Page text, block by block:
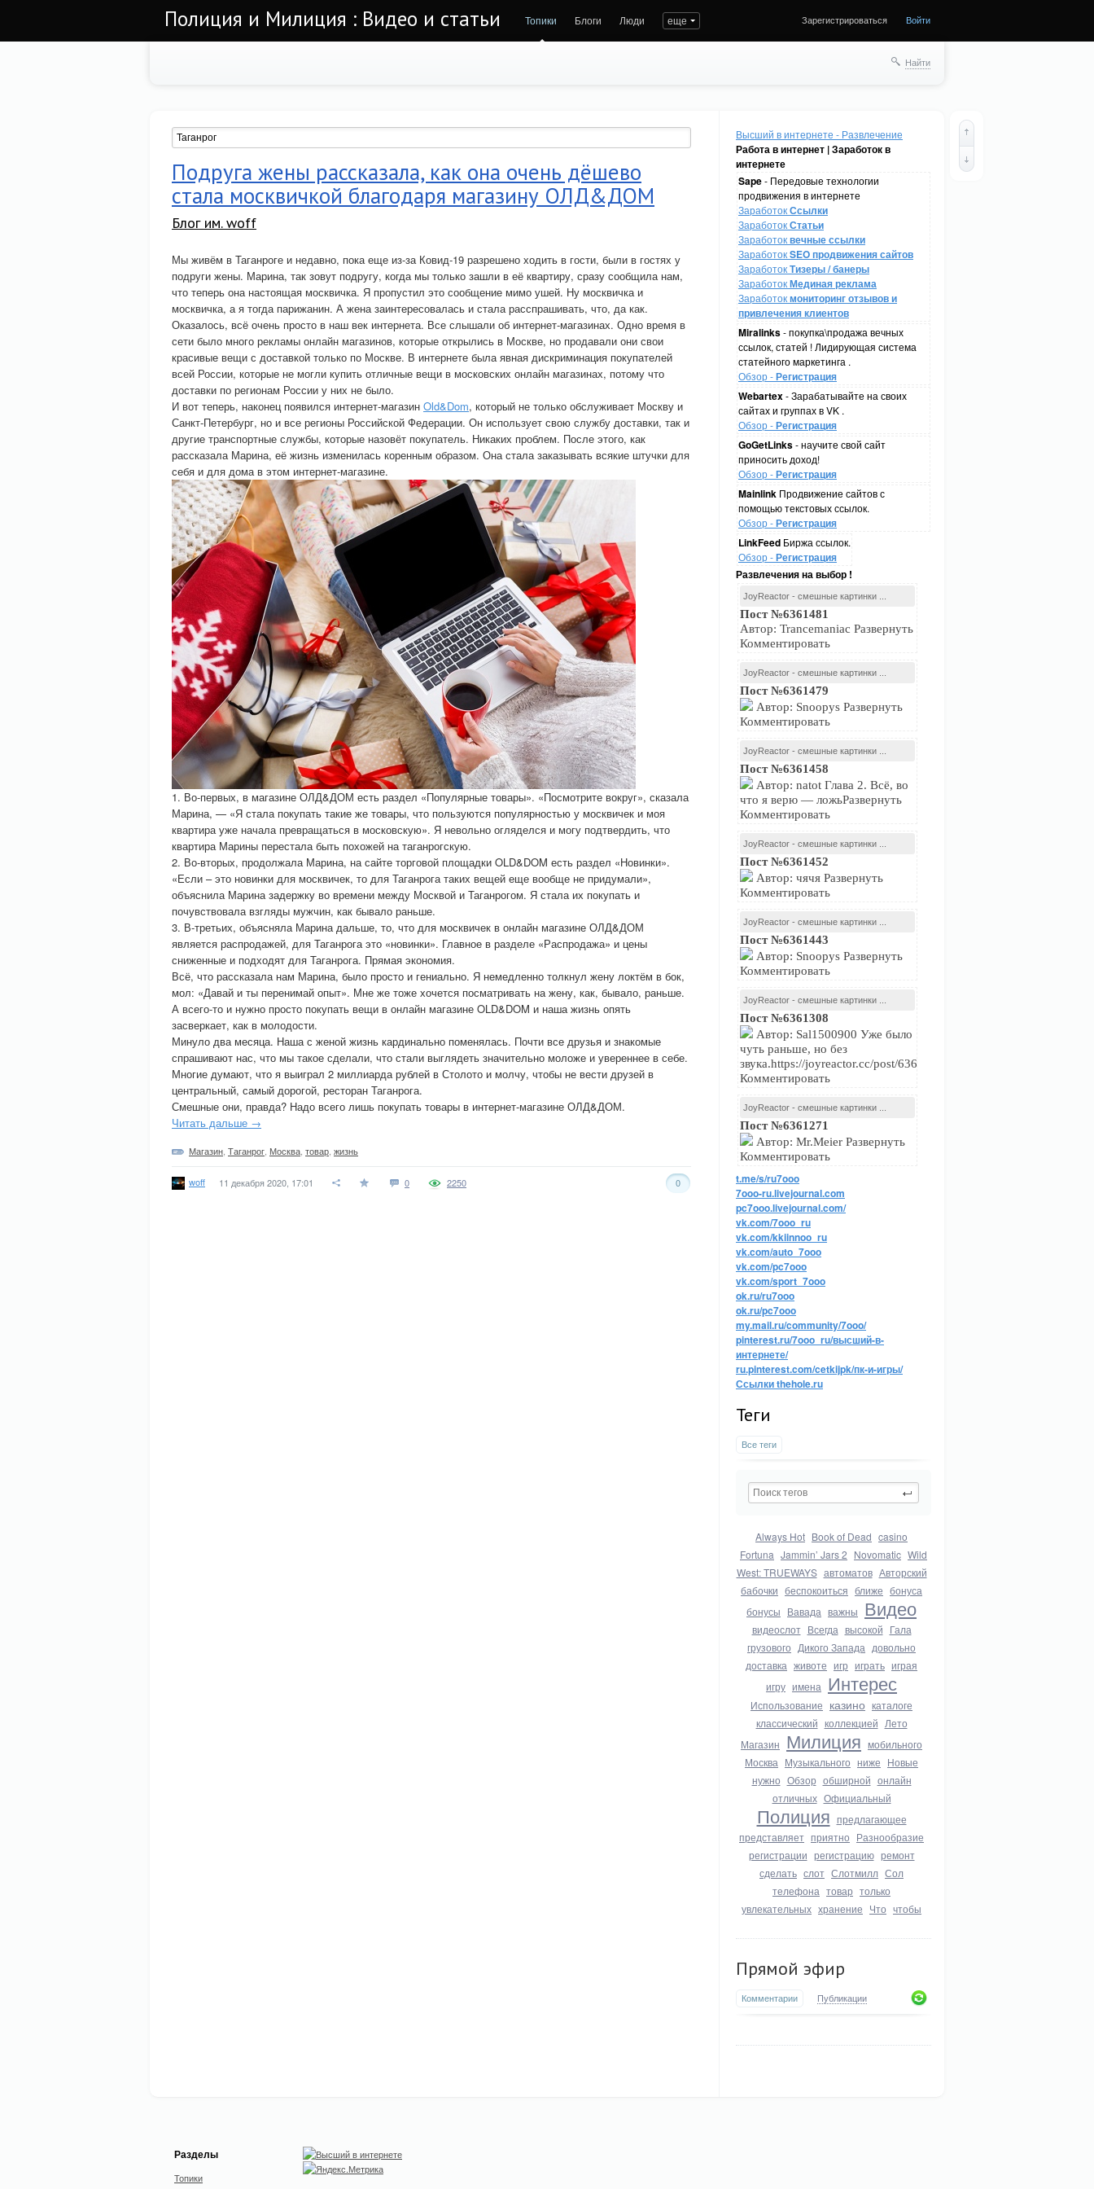
Полиция и Милиция : Видео и статьи Топики Блоги Люди еще Зарегистрироваться Войти
Найти
Высший в интернете - Развлечение
Работа в интернет | Заработок в
интернете
Sape- Передовые технологии
продвижения в интернете
ЗаработокСсылки
ЗаработокСтатьи
Заработоквечные ссылки
ЗаработокSEO продвижения сайтов
ЗаработокТизеры / банеры
ЗаработокМединая реклама
Заработокмониторинг отзывов и
привлечения клиентов
Miralinks- покупка\продажа вечных
ссылок, статей ! Лидирующая система
статейного маркетинга .
Обзор -Регистрация
Webartex- Зарабатывайте на своих
сайтах и группах в VK .
Обзор -Регистрация
GoGetLinks- научите свой сайт
приносить доход!
Обзор -Регистрация
Mainlink Продвижение сайтов с
помощью текстовых ссылок.
Обзор -Регистрация
LinkFeed Биржа ссылок.
Обзор -Регистрация
Развлечения на выбор !
JoyReactor - смешные картинки ...
Пост №6361481
Автор: Trancemaniac Развернуть
Комментировать
JoyReactor - смешные картинки ...
Пост №6361479
Автор: Snoopys Развернуть
Комментировать
JoyReactor - смешные картинки ...
Пост №6361458
Автор: natot Глава 2. Всё, во
что я верю — ложьРазвернуть
Комментировать
JoyReactor - смешные картинки ...
Пост №6361452
Автор: чячя Развернуть
Комментировать
JoyReactor - смешные картинки ...
Пост №6361443
Автор: Snoopys Развернуть
Комментировать
JoyReactor - смешные картинки ...
Пост №6361308
Автор: Sal1500900 Уже было
чуть раньше, но без
звука.https://joyreactor.cc/post/6361233Развернуть
Комментировать
JoyReactor - смешные картинки ...
Пост №6361271
Автор: Mr.Meier Развернуть
Комментировать
t.me/s/ru7ooo
7ooo-ru.livejournal.com
pc7ooo.livejournal.com/
vk.com/7ooo_ru
vk.com/kkiinnoo_ru
vk.com/auto_7ooo
vk.com/pc7ooo
vk.com/sport_7ooo
ok.ru/ru7ooo
ok.ru/pc7ooo
my.mail.ru/community/7ooo/
pinterest.ru/7ooo_ru/высший-в-
интернете/
ru.pinterest.com/cetkijpk/пк-и-игры/
Ссылки thehole.ru
Теги
Все теги
Always Hot Book of Dead casino
Fortuna Jammin’ Jars 2 Novomatic Wild
West: TRUEWAYS автоматов Авторский
бабочки беспокоиться ближе бонуса
бонусы Вавада важны Видео
видеослот Всегда высокой Гала
грузового Дикого Запада довольно
доставка животе игр играть играя
игру имена Интерес
Использование казино каталоге
классический коллекцией Лето
Магазин Милиция мобильного
Москва Музыкального ниже Новые
нужно Обзор обширной онлайн
отличных Официальный
Полиция предлагающее
представляет приятно Разнообразие
регистрации регистрацию ремонт
сделать слот Слотмилл Сол
телефона товар только
увлекательных хранение Что чтобы
Прямой эфир
Комментарии Публикации
Подруга жены рассказала, как она очень дёшево
стала москвичкой благодаря магазину ОЛД&ДОМ
Блог им. woff
Мы живём в Таганроге и недавно, пока еще из-за Ковид-19 разрешено ходить в гости, были в гостях у
подруги жены. Марина, так зовут подругу, когда мы только зашли в её квартиру, сразу сообщила нам,
что теперь она настоящая москвичка. Я пропустил это сообщение мимо ушей. Ну москвичка и
москвичка, а я тогда парижанин. А жена заинтересовалась и стала расспрашивать, что, да как.
Оказалось, всё очень просто в наш век интернета. Все слышали об интернет-магазинах. Одно время в
сети было много рекламы онлайн магазинов, которые открылись в Москве, но продавали они свои
красивые вещи с доставкой только по Москве. В интернете была явная дискриминация покупателей
всей России, которые не могли купить отличные вещи в московских онлайн магазинах, потому что
доставки по регионам России у них не было.
И вот теперь, наконец появился интернет-магазин Old&Dom, который не только обслуживает Москву и
Санкт-Петербург, но и все регионы Российской Федерации. Он использует свою службу доставки, так и
другие транспортные службы, которые назовёт покупатель. Никаких проблем. После этого, как
рассказала Марина, её жизнь изменилась коренным образом. Она стала заказывать всякие штучки для
себя и для дома в этом интернет-магазине.
1. Во-первых, в магазине ОЛД&ДОМ есть раздел «Популярные товары». «Посмотрите вокруг», сказала
Марина, — «Я стала покупать такие же товары, что пользуются популярностью у москвичек и моя
квартира уже начала превращаться в московскую». Я невольно огляделся и могу подтвердить, что
квартира Марины перестала быть похожей на таганрогскую.
2. Во-вторых, продолжала Марина, на сайте торговой площадки OLD&DOM есть раздел «Новинки».
«Если – это новинки для москвичек, то для Таганрога таких вещей еще вообще не придумали»,
объяснила Марина задержку во времени между Москвой и Таганрогом. Я стала их покупать и
почувствовала взгляды мужчин, как бывало раньше.
3. В-третьих, объясняла Марина дальше, то, что для москвичек в онлайн магазине ОЛД&ДОМ
является распродажей, для Таганрога это «новинки». Главное в разделе «Распродажа» и цены
сниженные и подходят для Таганрога. Прямая экономия.
Всё, что рассказала нам Марина, было просто и гениально. Я немедленно толкнул жену локтём в бок,
мол: «Давай и ты перенимай опыт». Мне же тоже хочется посматривать на жену, как, бывало, раньше.
А всего-то и нужно просто покупать вещи в онлайн магазине OLD&DOM и наша жизнь опять
засверкает, как в молодости.
Минуло два месяца. Наша с женой жизнь кардинально поменялась. Почти все друзья и знакомые
спрашивают нас, что мы такое сделали, что стали выглядеть значительно моложе и увереннее в себе.
Многие думают, что я выиграл 2 миллиарда рублей в Столото и молчу, чтобы не вести друзей в
центральный, самый дорогой, ресторан Таганрога.
Смешные они, правда? Надо всего лишь покупать товары в интернет-магазине ОЛД&ДОМ.
Читать дальше →
Магазин Таганрог Москва товар жизнь
woff 11 декабря 2020, 17:01 0 0
2250
Разделы
Топики